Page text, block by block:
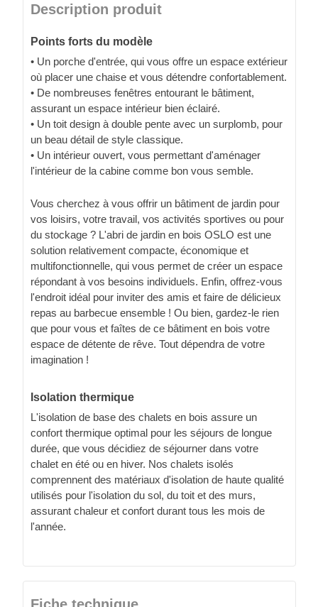
Description produit
Points forts du modèle
• Un porche d'entrée, qui vous offre un espace extérieur
où placer une chaise et vous détendre confortablement.
• De nombreuses fenêtres entourant le bâtiment,
assurant un espace intérieur bien éclairé.
• Un toit design à double pente avec un surplomb, pour
un beau détail de style classique.
• Un intérieur ouvert, vous permettant d'aménager
l'intérieur de la cabine comme bon vous semble.
Vous cherchez à vous offrir un bâtiment de jardin pour
vos loisirs, votre travail, vos activités sportives ou pour
du stockage ? L'abri de jardin en bois OSLO est une
solution relativement compacte, économique et
multifonctionnelle, qui vous permet de créer un espace
répondant à vos besoins individuels. Enfin, offrez-vous
l'endroit idéal pour inviter des amis et faire de délicieux
repas au barbecue ensemble ! Ou bien, gardez-le rien
que pour vous et faîtes de ce bâtiment en bois votre
espace de détente de rêve. Tout dépendra de votre
imagination !
Isolation thermique
L'isolation de base des chalets en bois assure un
confort thermique optimal pour les séjours de longue
durée, que vous décidiez de séjourner dans votre
chalet en été ou en hiver. Nos chalets isolés
comprennent des matériaux d'isolation de haute qualité
utilisés pour l'isolation du sol, du toit et des murs,
assurant chaleur et confort durant tous les mois de
l'année.